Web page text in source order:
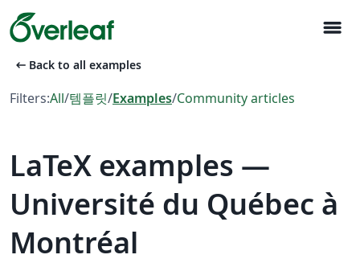
menu
arrow_left_alt Back to all examples
Filters:All/템플릿/Examples/Community articles
LaTeX examples —
Université du Québec à
Montréal